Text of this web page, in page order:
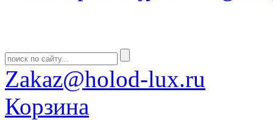
Zakaz@holod-lux.ru
Корзина